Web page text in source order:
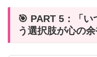
🎯 PART 5：「
う選択肢が心の